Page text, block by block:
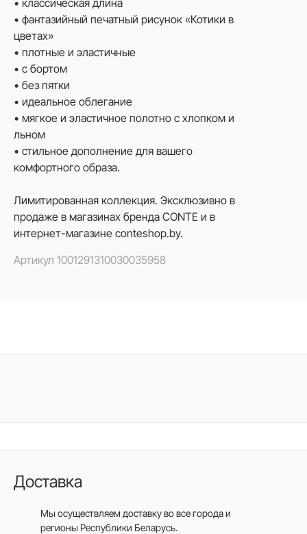
• классическая длина
• фантазийный печатный рисунок «Котики в
цветах»
• плотные и эластичные
• с бортом
• без пятки
• идеальное облегание
• мягкое и эластичное полотно с хлопком и
льном
• стильное дополнение для вашего
комфортного образа.
Лимитированная коллекция. Эксклюзивно в
продаже в магазинах бренда CONTE и в
интернет-магазине conteshop.by.
Артикул 1001291310030035958
Доставка
Мы осуществляем доставку во все городаи
регионы Республики Беларусь.